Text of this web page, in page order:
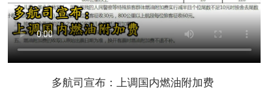
多航司宣布：上调国内燃油附加费